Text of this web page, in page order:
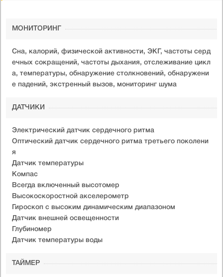
МОНИТОРИНГ
Сна, калорий, физической активности, ЭКГ, частоты серд
ечных сокращений, частоты дыхания, отслеживание цикл
а, температуры, обнаружение столкновений, обнаружени
е падений, экстренный вызов, мониторинг шума
ДАТЧИКИ
Электрический датчик сердечного ритма
Оптический датчик сердечного ритма третьего поколени
я
Датчик температуры
Компас
Всегда включенный высотомер
Высокоскоростной акселерометр
Гироскоп с высоким динамическим диапазоном
Датчик внешней освещенности
Глубиномер
Датчик температуры воды
ТАЙМЕР